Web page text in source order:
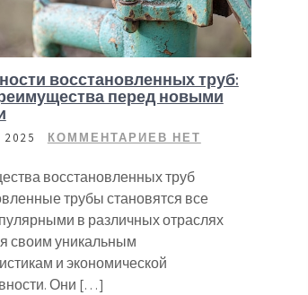
восстановленных труб:
перед новыми
КОММЕНТАРИЕВ НЕТ
восстановленных труб
трубы становятся все
в различных отраслях
своим уникальным
и экономической
Они […]